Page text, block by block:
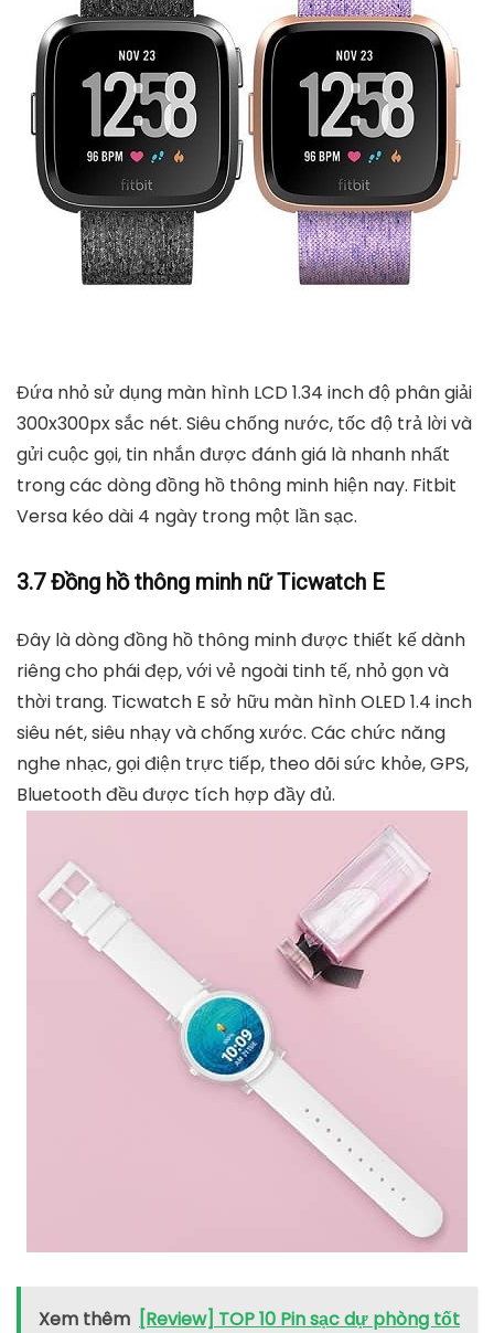
Đứa nhỏ sử dụng màn hình LCD 1.34 inch độ phân giải
300x300px sắc nét. Siêu chống nước, tốc độ trả lời và
gửi cuộc gọi, tin nhắn được đánh giá là nhanh nhất
trong các dòng đồng hồ thông minh hiện nay. Fitbit
Versa kéo dài 4 ngày trong một lần sạc.
3.7 Đồng hồ thông minh nữ Ticwatch E
Đây là dòng đồng hồ thông minh được thiết kế dành
riêng cho phái đẹp, với vẻ ngoài tinh tế, nhỏ gọn và
thời trang. Ticwatch E sở hữu màn hình OLED 1.4 inch
siêu nét, siêu nhạy và chống xước. Các chức năng
nghe nhạc, gọi điện trực tiếp, theo dõi sức khỏe, GPS,
Bluetooth đều được tích hợp đầy đủ.
Xem thêm [Review] TOP 10 Pin sạc dự phòng tốt